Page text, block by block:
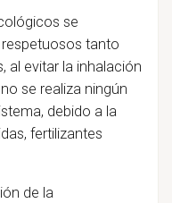
se
tanto
al evitar la inhalación
se realiza ningún
debido a la
fertilizantes
de la